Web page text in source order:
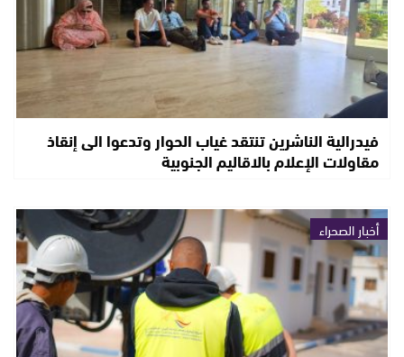
فيدرالية الناشرين تنتقد غياب الحوار وتدعوا الى إنقاذ
مقاولات الإعلام بالاقاليم الجنوبية
أخبار الصحراء